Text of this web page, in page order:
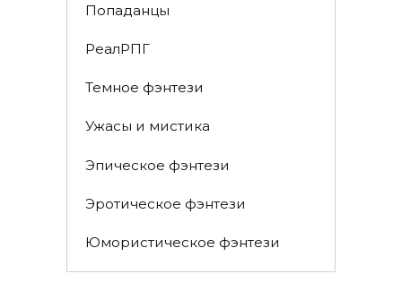
Попаданцы
РеалРПГ
Темное фэнтези
Ужасы и мистика
Эпическое фэнтези
Эротическое фэнтези
Юмористическое фэнтези